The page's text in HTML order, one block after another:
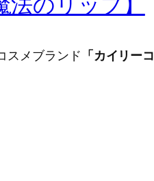
スメブランド 「カイリー